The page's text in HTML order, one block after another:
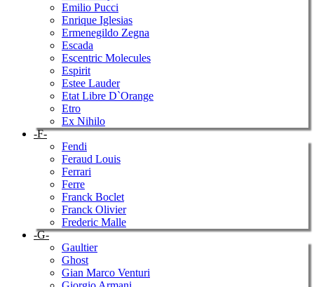
Emilio Pucci
Enrique Iglesias
Ermenegildo Zegna
Escada
Escentric Molecules
Espirit
Estee Lauder
Etat Libre D`Orange
Etro
Ex Nihilo
-F-
Fendi
Feraud Louis
Ferrari
Ferre
Franck Boclet
Franck Olivier
Frederic Malle
-G-
Gaultier
Ghost
Gian Marco Venturi